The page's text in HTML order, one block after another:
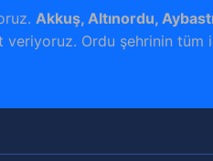
Akkuş, Altınordu,
Ordu şehrinin tüm